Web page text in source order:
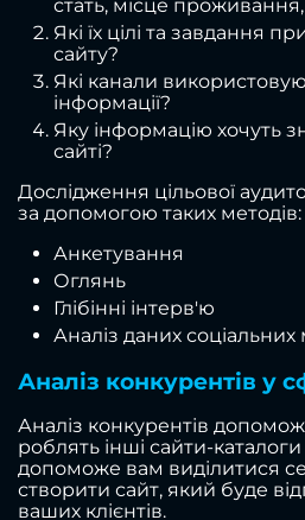
стать, місце
Які їх цілі та завдання
сайту?
Які канали
інформації?
Яку інформацію хочуть
сайті?
Дослідження цільової
за допомогою таких методів:
Анкетування
Оглянь
Глібінні інтерв'ю
Аналіз даних
Аналіз конкурентів у
Аналіз конкурентів
роблять інші сайти-
допоможе вам виділитися
створити сайт, який буде
ваших клієнтів.